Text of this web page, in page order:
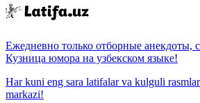
Ежедневно только отборные анекдоты,
Кузница юмора на узбекском языке!
Har kuni eng sara latifalar va kulguli
markazi!